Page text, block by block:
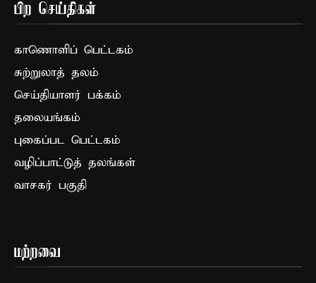
பிற செய்திகள்
காணொளிப் பெட்டகம்
சுற்றுலாத் தலம்
செய்தியாளர் பக்கம்
தலையங்கம்
புகைப்பட பெட்டகம்
வழிப்பாட்டுத் தலங்கள்
வாசகர் பகுதி
மற்றவை